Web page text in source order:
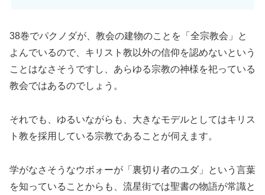
38巻でパクノダが、教会の建物のことを「全宗教会」と
よんでいるので、キリスト教以外の信仰を認めないという
ことはなさそうですし、あらゆる宗教の神様を祀っている
教会ではあるのでしょう。
それでも、ゆるいながらも、大きなモデルとしてはキリス
ト教を採用している宗教であることが伺えます。
学がなさそうなウボォーが「裏切り者のユダ」という言葉
を知っていることからも、流星街では聖書の物語が常識と